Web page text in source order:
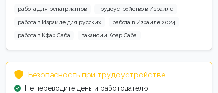
работа для репатриантов
трудоустройство в Израиле
работа в Израиле для русских
работа в Израиле 2024
работа в Кфар Саба
вакансии Кфар Саба
Безопасность при трудоустройстве
Не переводите деньги работодателю